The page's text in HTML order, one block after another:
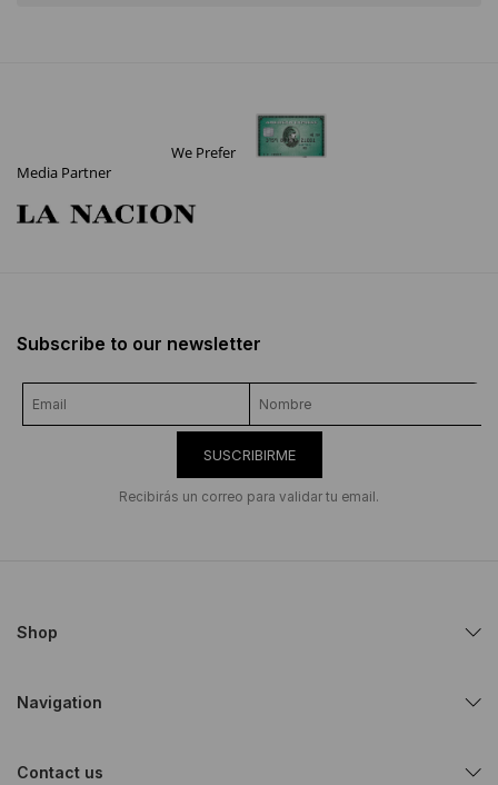
We Prefer
Media Partner
Subscribe to our newsletter
SUSCRIBIRME
Recibirás un correo para validar tu email.
Shop
Navigation
Contact us